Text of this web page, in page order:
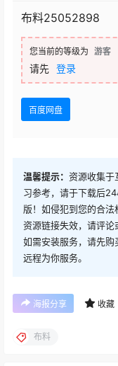
布料25052898
您当前的等级为 游客
请先 登录
百度网盘
温馨提示： 资源收集于
习参考，请于下载后
版！如侵犯到您的合
资源链接失效，请评论
如需安装服务，请先购
远程为你服务。
海报分享 收藏
布料